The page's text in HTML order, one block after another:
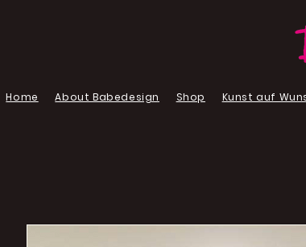
Home About Babedesign Shop Kunst auf